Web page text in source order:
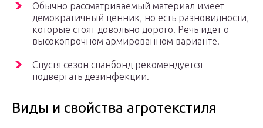
Обычно рассматриваемый материал имеет
демократичный ценник, но есть разновидности,
которые стоят довольно дорого. Речь идет о
высокопрочном армированном варианте.
Спустя сезон спанбонд рекомендуется
подвергать дезинфекции.
Виды и свойства агротекстиля